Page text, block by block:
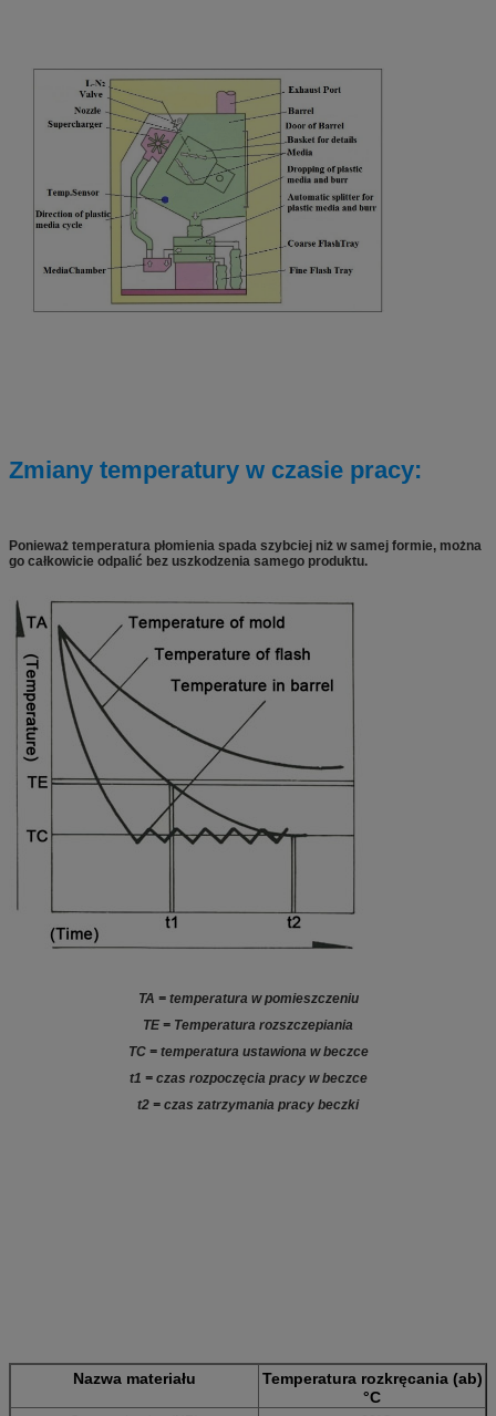
Zmiany temperatury w czasie pracy:
Ponieważ temperatura płomienia spada szybciej niż w samej formie, można
go całkowicie odpalić bez uszkodzenia samego produktu.
TA = temperatura w pomieszczeniu
TE = Temperatura rozszczepiania
TC = temperatura ustawiona w beczce
t1 = czas rozpoczęcia pracy w beczce
t2 = czas zatrzymania pracy beczki
Nazwa materiału
Temperatura rozkręcania (ab)
°C